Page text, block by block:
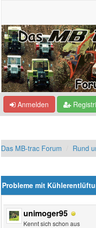
Anmelden
Das MB-trac Forum Rund
Probleme mit
unimoger95
Kennt sich schon aus